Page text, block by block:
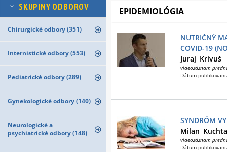
SKUPINY ODBOROV
Chirurgické odbory (351)
Internistické odbory (553)
Pediatrické odbory (289)
Gynekologické odbory (140)
Neurologické a
psychiatrické odbory (148)
EPIDEMIOLÓGIA
NUTRIČNÝ
COVID-19
Juraj Krivuš
videozáznam
Dátum
SYNDRÓM
Milan Kuchta
videozáznam
Dátum